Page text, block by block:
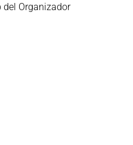
del Organizador